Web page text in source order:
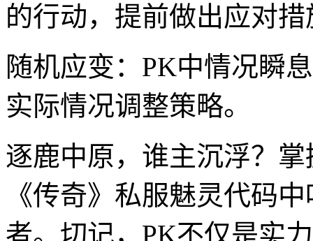
的行动，提前做出应对措
随机应变：PK中情况瞬
实际情况调整策略。
逐鹿中原，谁主沉浮？
《传奇》私服魅灵代码
者。切记，PK不仅是实